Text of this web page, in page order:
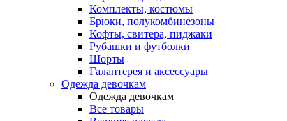
Комплекты, костюмы
Брюки, полукомбинезоны
Кофты, свитера, пиджаки
Рубашки и футболки
Шорты
Галантерея и аксессуары
Одежда девочкам
Одежда девочкам
Все товары